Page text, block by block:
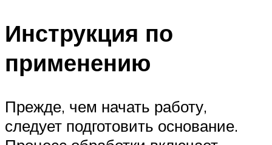
Инструкция по
применению
Прежде, чем начать работу,
следует подготовить основание.